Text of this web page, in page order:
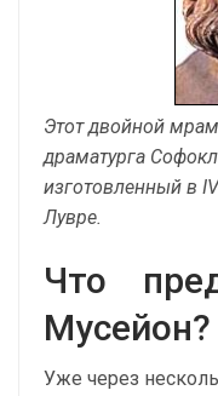
Этот двойной
драматурга
изготовленный в
Лувре.
Что
Мусейон?
Уже через